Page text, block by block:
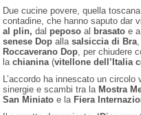
Due cucine povere, quella
contadine, che hanno saputo dar
al plin,dal peposoal brasatoe
senese Dopallasalsiccia di Bra,
Roccaverano Dop, per chiudere
lachianina(vitellone dell’Italia
L’accordo ha innescato un
sinergie e scambi tra la Mostra
San Miniatoe la Fiera